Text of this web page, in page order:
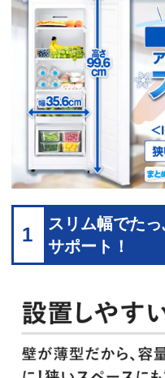
1
スリム幅でた
サポート！